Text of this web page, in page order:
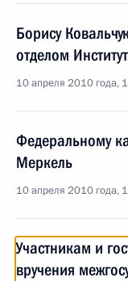
Борису
отделом
10 апреля 2010 года,
Федеральному
Меркель
10 апреля 2010 года,
Участникам и
вручения